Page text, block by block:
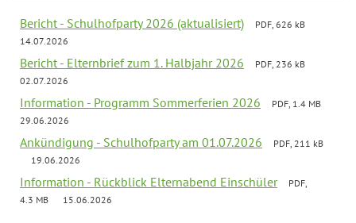
Bericht - Schulhofparty 2026 (aktualisiert)
PDF, 626 kB
14.07.2026
Bericht - Elternbrief zum 1. Halbjahr 2026
PDF, 236 kB
02.07.2026
Information - Programm Sommerferien 2026
PDF, 1.4 MB
29.06.2026
Ankündigung - Schulhofparty am 01.07.2026
PDF, 211 kB
19.06.2026
Information - Rückblick Elternabend Einschüler
PDF,
4.3 MB
15.06.2026